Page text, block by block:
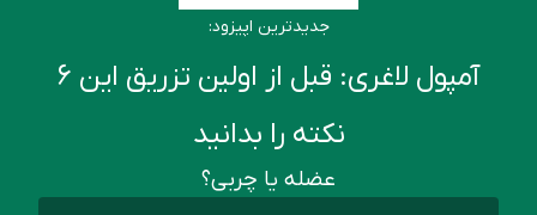
جدیدترین اپیزود:
آمپول لاغری: قبل از اولین تزریق این ۶
نکته را بدانید
عضله یا چربی؟